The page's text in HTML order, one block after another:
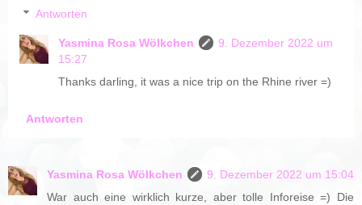
Antworten
Yasmina Rosa Wölkchen
9. Dezember 2022 um
15:27
Thanks darling, it was a nice trip on the Rhine river =)
Antworten
Yasmina Rosa Wölkchen
9. Dezember 2022 um 15:04
War auch eine wirklich kurze, aber tolle Inforeise =) Die